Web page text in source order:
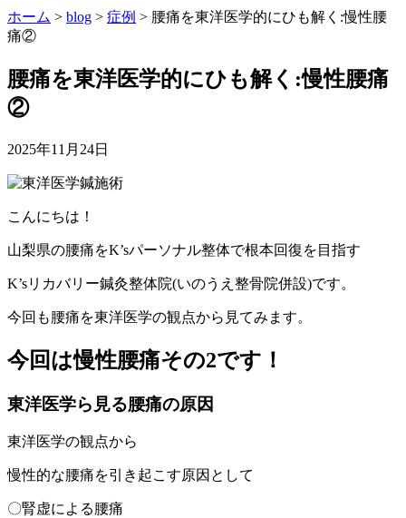
ホーム > blog > 症例 > 腰痛を東洋医学的にひも解く:慢性腰
痛②
腰痛を東洋医学的にひも解く:慢性腰痛
②
2025年11月24日
こんにちは！
山梨県の腰痛をK’sパーソナル整体で根本回復を目指す
K’sリカバリー鍼灸整体院(いのうえ整骨院併設)です。
今回も腰痛を東洋医学の観点から見てみます。
今回は慢性腰痛その2です！
東洋医学ら見る腰痛の原因
東洋医学の観点から
慢性的な腰痛を引き起こす原因として
〇腎虚による腰痛